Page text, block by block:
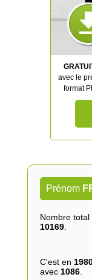
avec le
format
Prénom
Nombre
10169.
C'est en
avec 1086.